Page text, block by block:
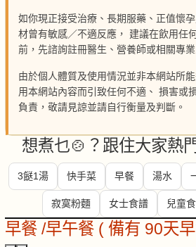
如你現正接受治療、長期服藥、正值懷
材曾有敏感／不適反應， 建議在飲用任
前，先諮詢註冊醫生、營養師或相關專業
由於個人體質及使用情況並非本網站所
用本網站內容而引致任何不適、 損害或
負責，敬請見諒並請自行衡量及判斷。
想煮乜🍲？跟住大家熱
3餸1湯 快手菜 早餐 湯水
寂寞粉麵 女士食譜 兒童
早餐 /早午餐 ( 備有 90天